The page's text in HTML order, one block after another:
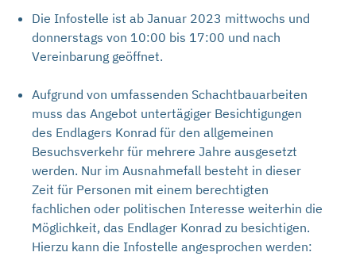
Die Infostelle ist ab Januar 2023 mittwochs und
donnerstags von 10:00 bis 17:00 und nach
Vereinbarung geöffnet.
Aufgrund von umfassenden Schachtbauarbeiten
muss das Angebot untertägiger Besichtigungen
des Endlagers Konrad für den allgemeinen
Besuchsverkehr für mehrere Jahre ausgesetzt
werden. Nur im Ausnahmefall besteht in dieser
Zeit für Personen mit einem berechtigten
fachlichen oder politischen Interesse weiterhin die
Möglichkeit, das Endlager Konrad zu besichtigen.
Hierzu kann die Infostelle angesprochen werden: